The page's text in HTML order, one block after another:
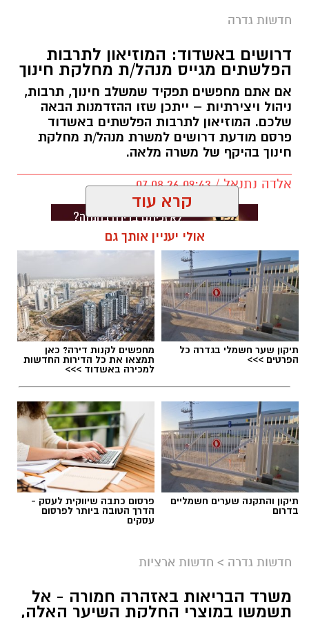
חדשות גדרה
דרושים באשדוד: המוזיאון לתרבות
הפלשתים מגייס מנהל/ת מחלקת חינוך
אם אתם מחפשים תפקיד שמשלב חינוך, תרבות,
ניהול ויצירתיות – ייתכן שזו ההזדמנות הבאה
שלכם. המוזיאון לתרבות הפלשתים באשדוד
פרסם מודעת דרושים למשרת מנהל/ת מחלקת
חינוך בהיקף של משרה מלאה.
אלדה נתנאל / 09:43 07.08.26
תגים:דרושים באשדוד
במסגרת התפקיד יידרש המועמד להוביל את תחום
מקצועי, לפתח תוכניות חינוכיות, ליצור אירועי תוכן
קרא עוד
אולי יעניין אותך גם
תיקון שער חשמלי בגדרה כל
הפרטים >>>
מחפשים לקנות דירה? כאן
תמצאו את כל הדירות החדשות
למכירה באשדוד >>>
תיקון והתקנה שערים חשמליים
בדרום
פרסום כתבה שיווקית לעסק -
הדרך הטובה ביותר לפרסום
עסקים
חדשות גדרה > חדשות ארציות
משרד הבריאות באזהרה חמורה - אל
תשמשו במוצרי החלקת השיער האלה,